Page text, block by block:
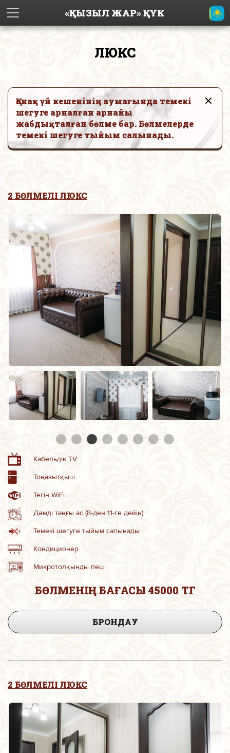
«ҚЫЗЫЛ ЖАР» ҚҮК
ЛЮКС
Қонақ үй кешенінің аумағында темекі
шегуге арналған арнайы
жабдықталған бөлме бар. Бөлмелерде
темекі шегуге тыйым салынады.
2 БӨЛМЕЛІ ЛЮКС
Кабельдік TV
Тоңазытқыш
Тегін WiFi
Дәмді таңғы ас (8-ден 11-ге дейін)
Темекі шегуге тыйым салынады
Кондиционер
Микротолқынды пеш
БӨЛМЕНІҢ БАҒАСЫ 45000 ТГ
БРОНДАУ
2 БӨЛМЕЛІ ЛЮКС